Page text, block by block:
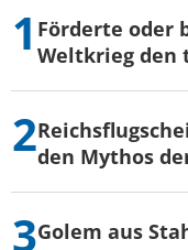
Förderte oder
Weltkrieg den
den Mythos
Golem aus